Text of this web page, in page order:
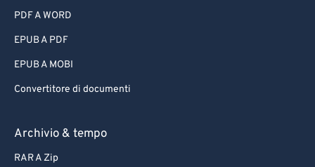
PDF A WORD
EPUB A PDF
EPUB A MOBI
Convertitore di documenti
Archivio & tempo
RAR A Zip